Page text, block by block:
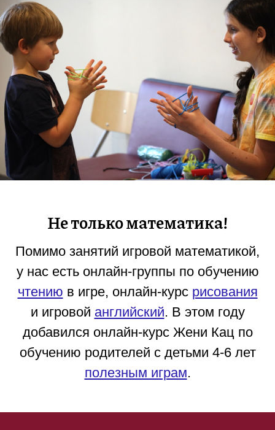
Не только математика!
Помимо занятий игровой математикой,
у нас есть онлайн-группы по обучению
чтению в игре, онлайн-курс рисования
и игровой английский. В этом году
добавился онлайн-курс Жени Кац по
обучению родителей с детьми 4-6 лет
полезным играм.